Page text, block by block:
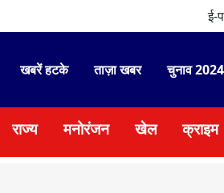
ई-
खबरें हटके ताज़ा खबर चुनाव 2024
राज्य मनोरंजन खेल क्राइम